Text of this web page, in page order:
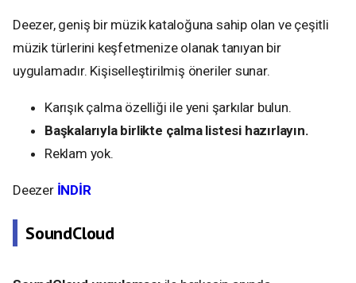
Deezer, geniş bir müzik kataloğuna sahip olan ve çeşitli
müzik türlerini keşfetmenize olanak tanıyan bir
uygulamadır. Kişiselleştirilmiş öneriler sunar.
Karışık çalma özelliği ile yeni şarkılar bulun.
Başkalarıyla birlikte çalma listesi hazırlayın.
Reklam yok.
Deezer İNDİR
SoundCloud